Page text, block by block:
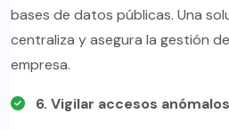
bases de datos públicas. Una
centraliza y asegura la gestión
empresa.
6. Vigilar accesos anómalos